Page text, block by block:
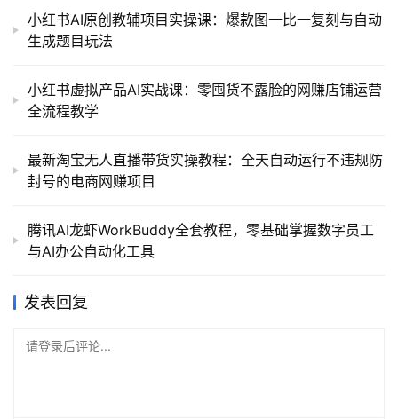
小红书AI原创教辅项目实操课：爆款图一比一复刻与自动
生成题目玩法
小红书虚拟产品AI实战课：零囤货不露脸的网赚店铺运营
全流程教学
最新淘宝无人直播带货实操教程：全天自动运行不违规防
封号的电商网赚项目
腾讯AI龙虾WorkBuddy全套教程，零基础掌握数字员工
与AI办公自动化工具
发表回复
请登录后评论...